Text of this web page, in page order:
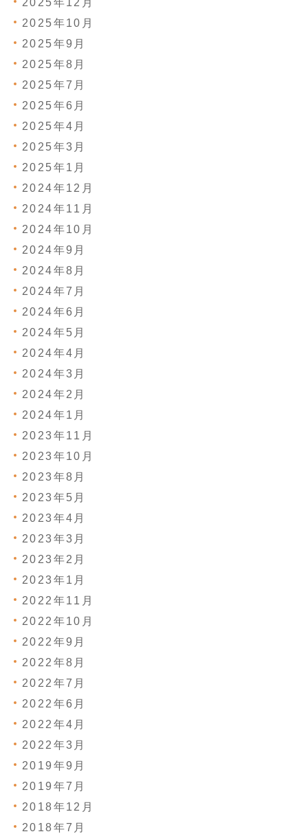
2025年12月
2025年10月
2025年9月
2025年8月
2025年7月
2025年6月
2025年4月
2025年3月
2025年1月
2024年12月
2024年11月
2024年10月
2024年9月
2024年8月
2024年7月
2024年6月
2024年5月
2024年4月
2024年3月
2024年2月
2024年1月
2023年11月
2023年10月
2023年8月
2023年5月
2023年4月
2023年3月
2023年2月
2023年1月
2022年11月
2022年10月
2022年9月
2022年8月
2022年7月
2022年6月
2022年4月
2022年3月
2019年9月
2019年7月
2018年12月
2018年7月